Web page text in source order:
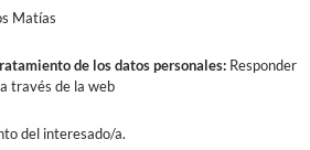
Matías
de los datos personales: Responder
través de la web
del interesado/a.